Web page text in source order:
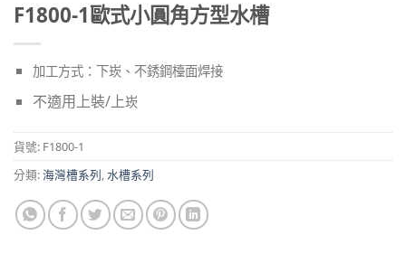
F1800-1歐式小圓角方型水槽
加工方式：下崁、不銹鋼檯面焊接
不適用上裝/上崁
貨號: F1800-1
分類:海灣槽系列,水槽系列